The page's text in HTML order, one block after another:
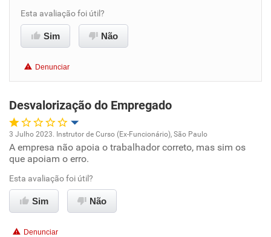
Conciliação com a vida familiar
Benefícios
Recomenda esta empresa
Esta avaliação foi útil?
Sim Não
Denunciar
Desvalorização do Empregado
Oportunidade de promoção
Ambiente de trabalho
Conciliação com a vida familiar
3 Julho 2023. Instrutor de Curso (Ex-Funcionário), São Paulo
A empresa não apoia o trabalhador correto, mas sim os
que apoiam o erro.
Esta avaliação foi útil?
Sim Não
Denunciar